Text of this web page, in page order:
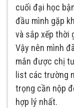
cuối đại học
đầu mình gặp
và sắp xếp thời
Vậy nên mình
mắn được chị
list các trường
trọng cần nộp
hợp lý nhất.